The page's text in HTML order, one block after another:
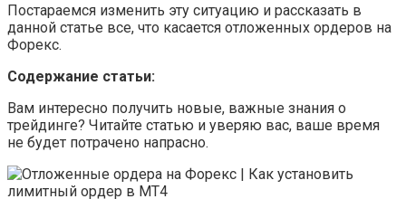
Постараемся изменить эту ситуацию и рассказать в
данной статье все, что касается отложенных ордеров на
Форекс.
Содержание статьи:
Вам интересно получить новые, важные знания о
трейдинге? Читайте статью и уверяю вас, ваше время
не будет потрачено напрасно.